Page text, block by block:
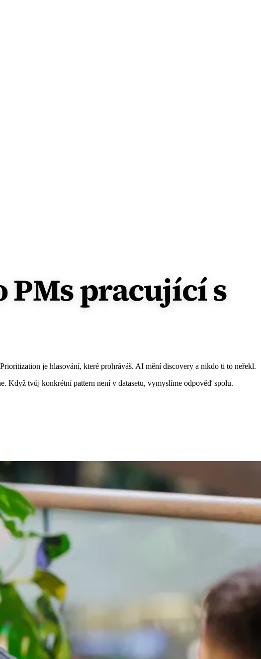
pracující s
je hlasování, které prohráváš. AI mění discovery a nikdo ti to neřekl.
Když tvůj konkrétní pattern není v datasetu, vymyslíme odpověď spolu.